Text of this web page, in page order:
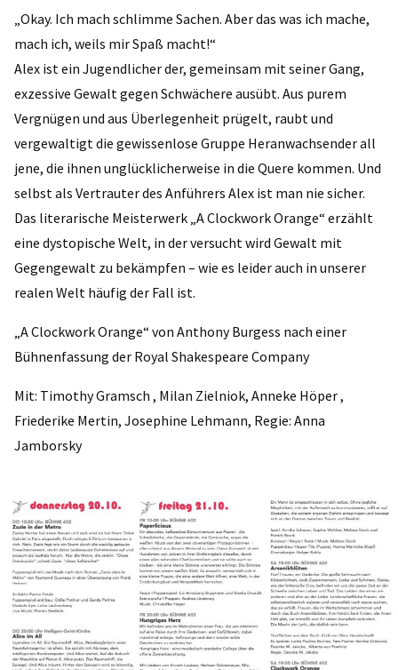
„Okay. Ich mach schlimme Sachen. Aber das was ich mache,
mach ich, weils mir Spaß macht!“
Alex ist ein Jugendlicher der, gemeinsam mit seiner Gang,
exzessive Gewalt gegen Schwächere ausübt. Aus purem
Vergnügen und aus Überlegenheit prügelt, raubt und
vergewaltigt die gewissenlose Gruppe Heranwachsender all
jene, die ihnen unglücklicherweise in die Quere kommen. Und
selbst als Vertrauter des Anführers Alex ist man nie sicher.
Das literarische Meisterwerk „A Clockwork Orange“ erzählt
eine dystopische Welt, in der versucht wird Gewalt mit
Gegengewalt zu bekämpfen – wie es leider auch in unserer
realen Welt häufig der Fall ist.
„A Clockwork Orange“ von Anthony Burgess nach einer
Bühnenfassung der Royal Shakespeare Company
Mit: Timothy Gramsch , Milan Zielniok, Anneke Höper ,
Friederike Mertin, Josephine Lehmann, Regie: Anna
Jamborsky